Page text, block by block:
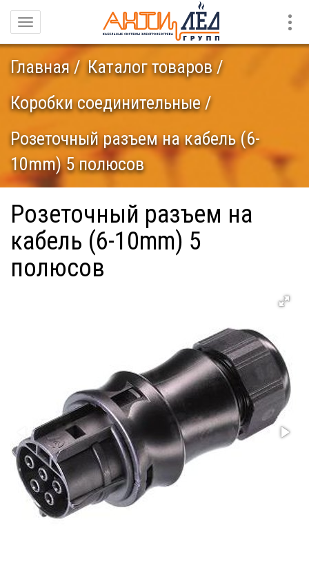
Навигация
Главная
Каталог товаров
Коробки соединительные
Розеточный разъем на кабель (6-
10mm) 5 полюсов
Розеточный разъем на
кабель (6-10mm) 5
полюсов